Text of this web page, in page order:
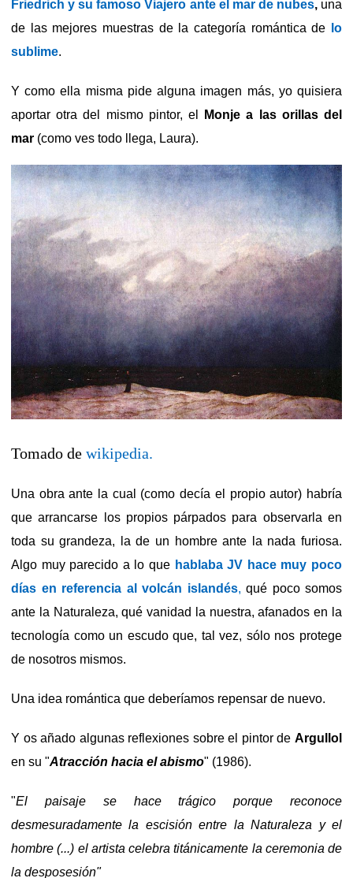
Friedrich y su famoso Viajero ante el mar de nubes,una
de las mejores muestras de la categoría romántica de
lo
sublime.
Y como ella misma pide alguna imagen más, yo quisiera
aportar otra del mismo pintor, el
Monje a las orillas del
mar (como ves todo llega, Laura).
Tomado de wikipedia.
Una obra ante la cual (como decía el propio autor) habría
que arrancarse los propios párpados para observarla en
toda su grandeza, la de un hombre ante la nada furiosa.
Algo muy parecido a lo que hablaba JV hace muy poco
días en referencia al volcán islandés, qué poco somos
ante la Naturaleza, qué vanidad la nuestra, afanados en la
tecnología como un escudo que, tal vez, sólo nos protege
de nosotros mismos.
Una idea romántica que deberíamos repensar de nuevo.
Y os añado algunas reflexiones sobre el pintor de Argullol
en su "Atracción hacia el abismo" (1986).
"El paisaje se hace trágico porque reconoce
desmesuradamente la escisión entre la Naturaleza y el
hombre (...) el artista celebra titánicamente la ceremonia de
la desposesión"